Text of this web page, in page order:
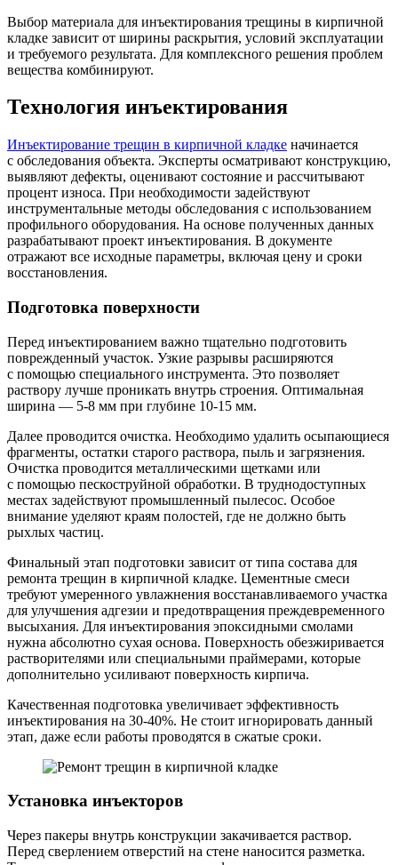
Выбор материала для инъектирования трещины в кирпичной
кладке зависит от ширины раскрытия, условий эксплуатации
и требуемого результата. Для комплексного решения проблем
вещества комбинируют.
Технология инъектирования
Инъектирование трещин в кирпичной кладке начинается
с обследования объекта. Эксперты осматривают конструкцию,
выявляют дефекты, оценивают состояние и рассчитывают
процент износа. При необходимости задействуют
инструментальные методы обследования с использованием
профильного оборудования. На основе полученных данных
разрабатывают проект инъектирования. В документе
отражают все исходные параметры, включая цену и сроки
восстановления.
Подготовка поверхности
Перед инъектированием важно тщательно подготовить
поврежденный участок. Узкие разрывы расширяются
с помощью специального инструмента. Это позволяет
раствору лучше проникать внутрь строения. Оптимальная
ширина — 5-8 мм при глубине 10-15 мм.
Далее проводится очистка. Необходимо удалить осыпающиеся
фрагменты, остатки старого раствора, пыль и загрязнения.
Очистка проводится металлическими щетками или
с помощью пескоструйной обработки. В труднодоступных
местах задействуют промышленный пылесос. Особое
внимание уделяют краям полостей, где не должно быть
рыхлых частиц.
Финальный этап подготовки зависит от типа состава для
ремонта трещин в кирпичной кладке. Цементные смеси
требуют умеренного увлажнения восстанавливаемого участка
для улучшения адгезии и предотвращения преждевременного
высыхания. Для инъектирования эпоксидными смолами
нужна абсолютно сухая основа. Поверхность обезжиривается
растворителями или специальными праймерами, которые
дополнительно усиливают поверхность кирпича.
Качественная подготовка увеличивает эффективность
инъектирования на 30-40%. Не стоит игнорировать данный
этап, даже если работы проводятся в сжатые сроки.
Установка инъекторов
Через пакеры внутрь конструкции закачивается раствор.
Перед сверлением отверстий на стене наносится разметка.